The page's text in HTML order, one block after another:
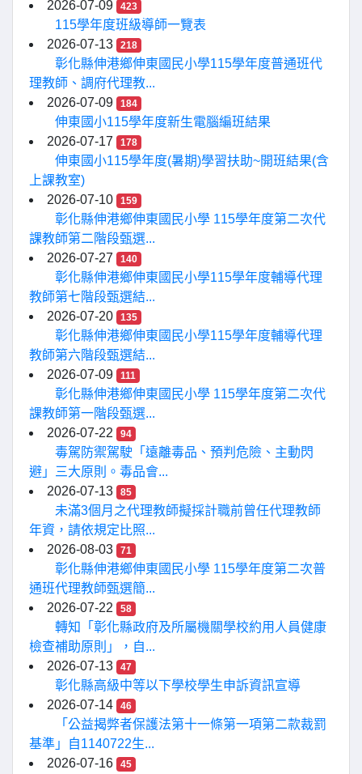
2026-07-09
423
115學年度班級導師一覽表
2026-07-13
218
彰化縣伸港鄉伸東國民小學115學年度普通班代
理教師、調府代理教...
2026-07-09
184
伸東國小115學年度新生電腦編班結果
2026-07-17
178
伸東國小115學年度(暑期)學習扶助~開班結果(含
上課教室)
2026-07-10
159
彰化縣伸港鄉伸東國民小學 115學年度第二次代
課教師第二階段甄選...
2026-07-27
140
彰化縣伸港鄉伸東國民小學115學年度輔導代理
教師第七階段甄選結...
2026-07-20
135
彰化縣伸港鄉伸東國民小學115學年度輔導代理
教師第六階段甄選結...
2026-07-09
111
彰化縣伸港鄉伸東國民小學 115學年度第二次代
課教師第一階段甄選...
2026-07-22
94
毒駕防禦駕駛「遠離毒品、預判危險、主動閃
避」三大原則。毒品會...
2026-07-13
85
未滿3個月之代理教師擬採計職前曾任代理教師
年資，請依規定比照...
2026-08-03
71
彰化縣伸港鄉伸東國民小學 115學年度第二次普
通班代理教師甄選簡...
2026-07-22
58
轉知「彰化縣政府及所屬機關學校約用人員健康
檢查補助原則」，自...
2026-07-13
47
彰化縣高級中等以下學校學生申訴資訊宣導
2026-07-14
46
「公益揭弊者保護法第十一條第一項第二款裁罰
基準」自1140722生...
2026-07-16
45